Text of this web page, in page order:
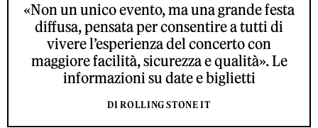
«Non un unico evento, ma una grande festa
diffusa, pensata per consentire a tutti di
vivere l’esperienza del concerto con
maggiore facilità, sicurezza e qualità». Le
informazioni su date e biglietti
DI ROLLING STONE IT